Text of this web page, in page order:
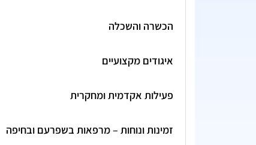
הכשרה והשכלה
איגודים מקצועיים
פעילות אקדמית ומחקרית
זמינות ונוחות – מרפאות בשפרעם ובחיפה